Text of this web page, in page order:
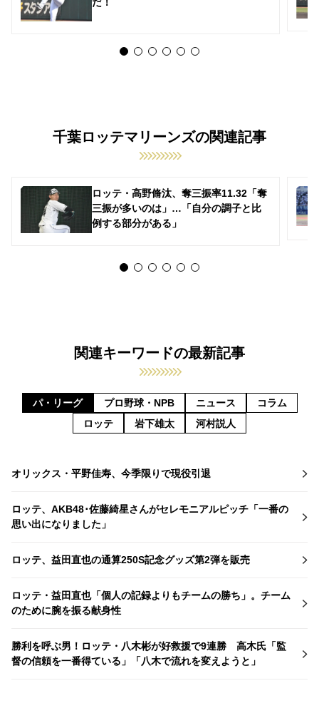
だ！
千葉ロッテマリーンズの関連記事
ロッテ・高野脩汰、奪三振率11.32「奪
三振が多いのは」…「自分の調子と比
例する部分がある」
関連キーワードの最新記事
パ・リーグ プロ野球・NPB ニュース
コラム
ロッテ
岩下雄太 河村説人
オリックス・平野佳寿、今季限りで現役引退
ロッテ、AKB48･佐藤綺星さんがセレモニアルピッチ「一番の
思い出になりました」
ロッテ、益田直也の通算250S記念グッズ第2弾を販売
ロッテ・益田直也「個人の記録よりもチームの勝ち」。チーム
のために腕を振る献身性
勝利を呼ぶ男！ロッテ・八木彬が好救援で9連勝 高木氏「監
督の信頼を一番得ている」「八木で流れを変えようと」